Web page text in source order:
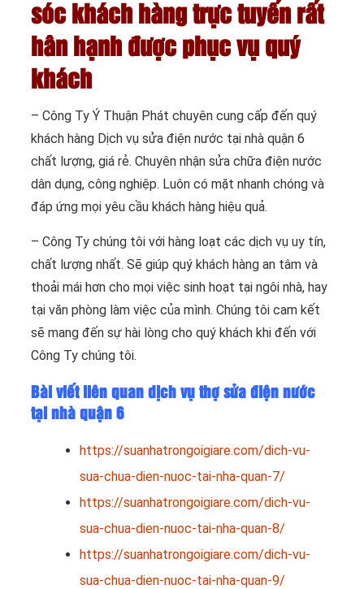
sóc khách hàng trực tuyến rất
hân hạnh được phục vụ quý
khách
– Công Ty Ý Thuận Phát chuyên cung cấp đến quý
khách hàng Dịch vụ sửa điện nước tại nhà quận 6
chất lượng, giá rẻ. Chuyên nhận sửa chữa điện nước
dân dụng, công nghiệp. Luôn có mặt nhanh chóng và
đáp ứng mọi yêu cầu khách hàng hiệu quả.
– Công Ty chúng tôi với hàng loạt các dịch vụ uy tín,
chất lượng nhất. Sẽ giúp quý khách hàng an tâm và
thoải mái hơn cho mọi việc sinh hoạt tại ngôi nhà, hay
tại văn phòng làm việc của mình. Chúng tôi cam kết
sẽ mang đến sự hài lòng cho quý khách khi đến với
Công Ty chúng tôi.
Bài viết liên quan dịch vụ thợ sửa điện nước
tại nhà quận 6
https://suanhatrongoigiare.com/dich-vu-
sua-chua-dien-nuoc-tai-nha-quan-7/
https://suanhatrongoigiare.com/dich-vu-
sua-chua-dien-nuoc-tai-nha-quan-8/
https://suanhatrongoigiare.com/dich-vu-
sua-chua-dien-nuoc-tai-nha-quan-9/